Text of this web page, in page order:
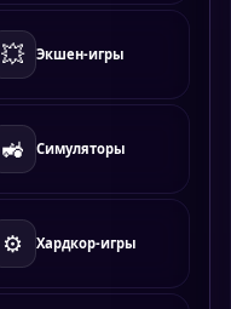
💥 Экшен-игры
🚜 Симуляторы
⚙️ Хардкор-игры